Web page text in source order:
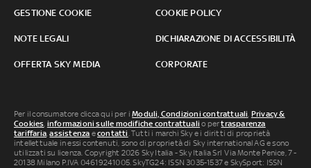
GESTIONE COOKIE COOKIE POLICY
NOTE LEGALI DICHIARAZIONE DI ACCESSIBILITÀ
OFFERTA SKY MEDIA CORPORATE
Per il consumatore clicca qui per iModuli, Condizioni contrattuali, Privacy &
Cookies, informazioni sulle modifiche contrattuali o pertrasparenza
tariffaria,assistenza econtatti. Tutti i marchi Sky e i diritti di proprietà
intellettuale in essi contenuti, sono di proprietà di Sky international AG e sono
utilizzati su licenza. Copyright 2026 Sky Italia - Sky Italia Srl Via Monte Penice, 7 -
20138 Milano P.IVA 04619241005. SkyTG24: ISSN 3035-1537 e SkySport: ISSN